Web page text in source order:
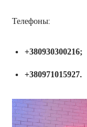
Телефоны:
+380930300216;
+380971015927.